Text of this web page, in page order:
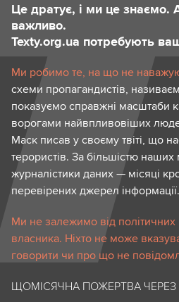
Це дратує, і ми це знаємо.
важливо.
Texty.org.ua потребують
Ми робимо те, на що не
схеми пропагандистів,
показуємо справжні масштаби
ворогами найвпливовіших
Маск писав у своєму твіті, що
терористів. За більшістю наших
журналістики даних — місяці
перевірених джерел інформації.
Ми не залежимо від
власника. Ніхто не може
говорити чи про що не
ЩОМІСЯЧНА ПОЖЕРТВА ЧЕРЕЗ